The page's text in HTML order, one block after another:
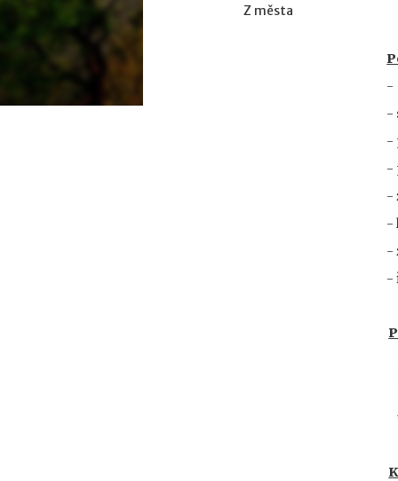
Z města
-
-
-
-
-
-
-
-